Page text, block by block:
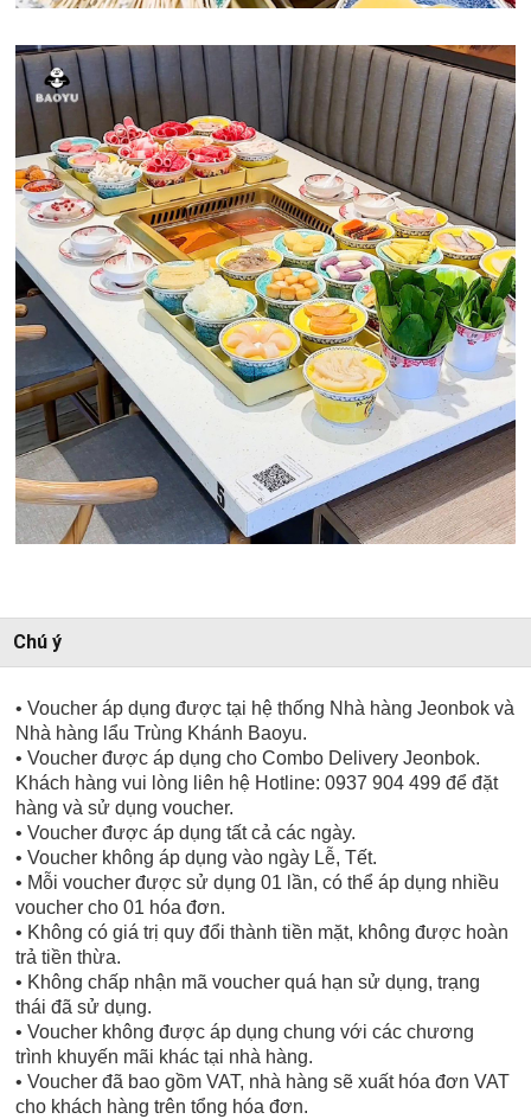
Chú ý
• Voucher áp dụng được tại hệ thống Nhà hàng Jeonbok và
Nhà hàng lẩu Trùng Khánh Baoyu.
• Voucher được áp dụng cho Combo Delivery Jeonbok.
Khách hàng vui lòng liên hệ Hotline: 0937 904 499 để đặt
hàng và sử dụng voucher.
• Voucher được áp dụng tất cả các ngày.
• Voucher không áp dụng vào ngày Lễ, Tết.
• Mỗi voucher được sử dụng 01 lần, có thể áp dụng nhiều
voucher cho 01 hóa đơn.
• Không có giá trị quy đổi thành tiền mặt, không được hoàn
trả tiền thừa.
• Không chấp nhận mã voucher quá hạn sử dụng, trạng
thái đã sử dụng.
• Voucher không được áp dụng chung với các chương
trình khuyến mãi khác tại nhà hàng.
• Voucher đã bao gồm VAT, nhà hàng sẽ xuất hóa đơn VAT
cho khách hàng trên tổng hóa đơn.